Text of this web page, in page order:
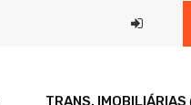
TRANS. IMOBILIÁRIAS